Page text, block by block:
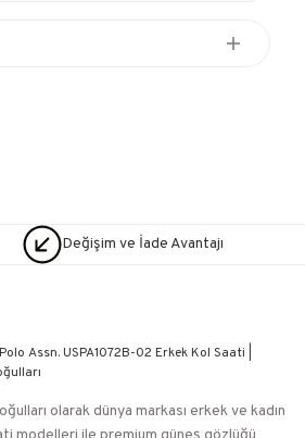
Değişim ve İade Avantajı
olarak dünya markası erkek ve kadın